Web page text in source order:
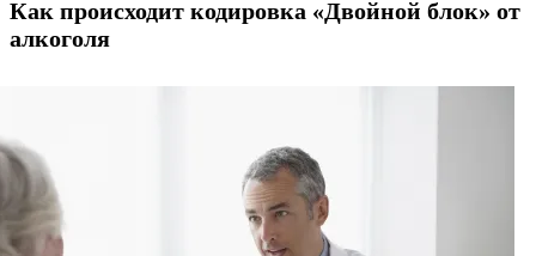
Как происходит кодировка «Двойной блок» от
алкоголя